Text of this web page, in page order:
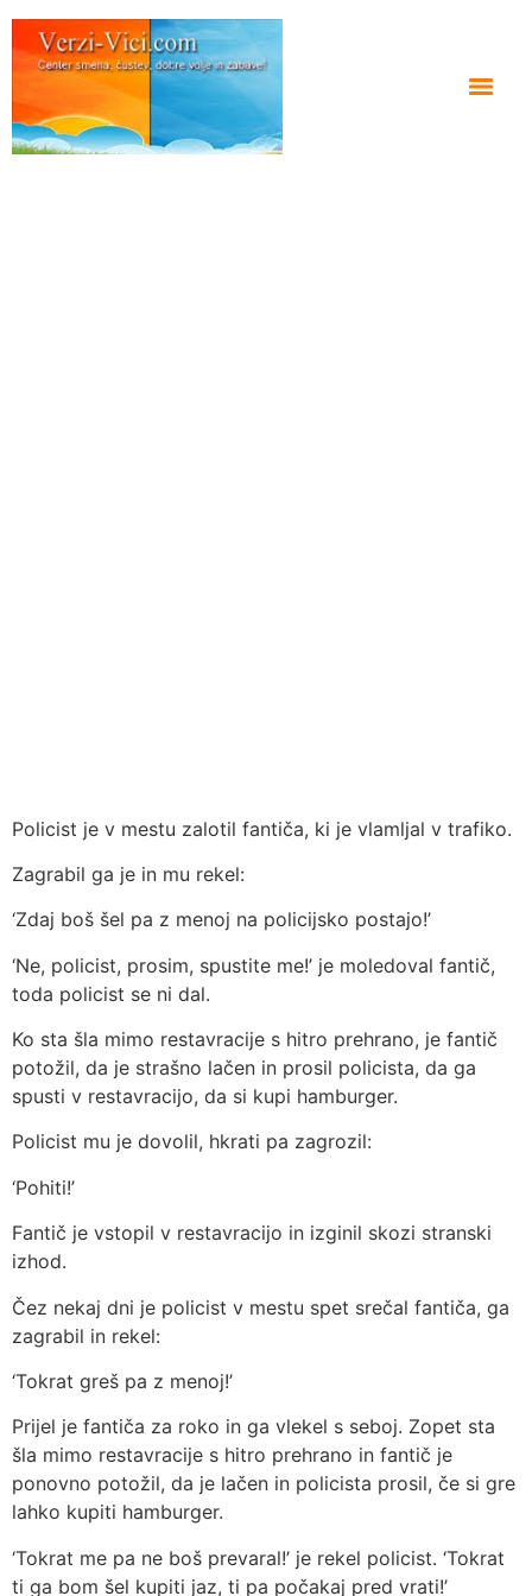
Policist je v mestu zalotil fantiča, ki je vlamljal v trafiko.
Zagrabil ga je in mu rekel:
‘Zdaj boš šel pa z menoj na policijsko postajo!’
‘Ne, policist, prosim, spustite me!’ je moledoval fantič,
toda policist se ni dal.
Ko sta šla mimo restavracije s hitro prehrano, je fantič
potožil, da je strašno lačen in prosil policista, da ga
spusti v restavracijo, da si kupi hamburger.
Policist mu je dovolil, hkrati pa zagrozil:
‘Pohiti!’
Fantič je vstopil v restavracijo in izginil skozi stranski
izhod.
Čez nekaj dni je policist v mestu spet srečal fantiča, ga
zagrabil in rekel:
‘Tokrat greš pa z menoj!’
Prijel je fantiča za roko in ga vlekel s seboj. Zopet sta
šla mimo restavracije s hitro prehrano in fantič je
ponovno potožil, da je lačen in policista prosil, če si gre
lahko kupiti hamburger.
‘Tokrat me pa ne boš prevaral!’ je rekel policist. ‘Tokrat
ti ga bom šel kupiti jaz, ti pa počakaj pred vrati!’